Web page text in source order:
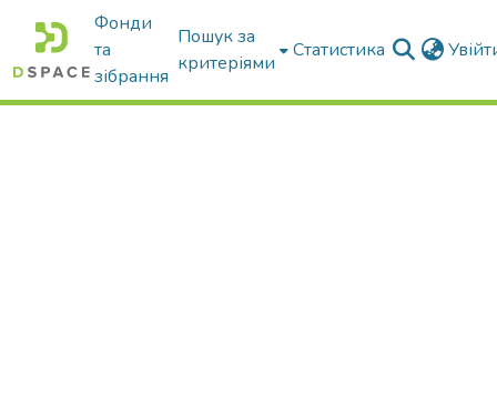
Фонди
та
зібрання
Пошук за
критеріями
Статистика